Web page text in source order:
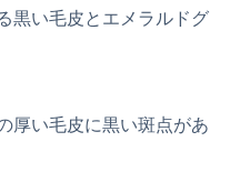
黒い毛皮とエメラルドグ
厚い毛皮に黒い斑点があ